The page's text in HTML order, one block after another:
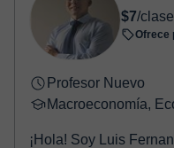
$7/clase
Ofrece
Profesor Nuevo
Macroeconomía,
¡Hola! Soy Luis